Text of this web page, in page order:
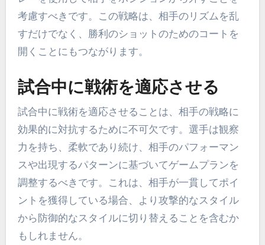
考慮すべきです。この戦略は、相手のリズムを乱
すだけでなく、勝利のショットのためのコートを
開くことにもつながります。
試合中に戦術を適応させる
試合中に戦術を適応させることは、相手の戦略に
効果的に対抗するために不可欠です。選手は観察
力を持ち、柔軟であり続け、相手のパフォーマン
スや出現するパターンに基づいてゲームプランを
調整するべきです。これは、相手が一貫してポイ
ントを獲得している場合、より攻撃的なスタイル
から防御的なスタイルに切り替えることを含むか
もしれません。